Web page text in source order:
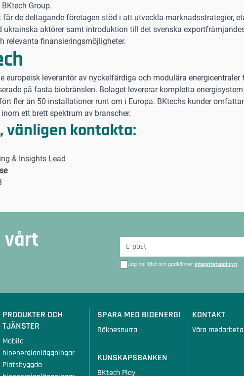
Group.
får de deltagande företagen stöd i att utveckla marknadsstrategier,
ukrainska aktörer samt introduktion till det svenska
relevanta finansieringsmöjligheter.
europeisk leverantör av nyckelfärdiga och modulära
på fasta biobränslen. Bolaget levererar kompletta
fler än 50 installationer runt om i Europa. BKtechs kunder
ett brett spektrum av branscher.
vänligen kontakta:
& Insights Lead
vårt
Jag har läst och godkännerintegritetspolicyn.
PRODUKTER OCH
TJÄNSTER
Mobila
bioenergianläggningar
Platsbyggda
SPARA MED BIOENERGI
Räknesnurra
KUNSKAPSBANKEN
BKtech Play
KONTAKT
Våra